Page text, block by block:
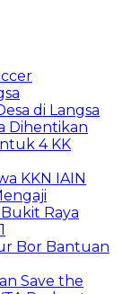
di Langsa
Dihentikan
4 KK
KKN IAIN
Raya
Bor Bantuan
Save the